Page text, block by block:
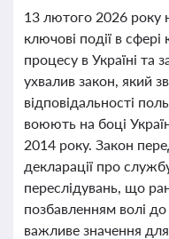
13 лютого 2026 року
ключові події в
процесу в Україні та
ухвалив закон, який
відповідальності
воюють на боці
2014 року. Закон
декларації про
переслідувань, що
позбавленням волі
важливе значення